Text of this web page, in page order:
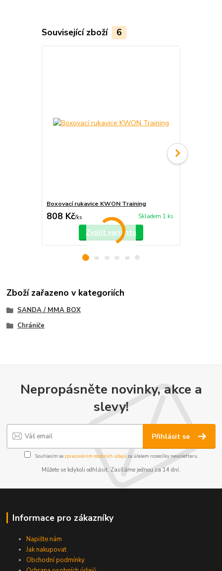
Související zboží 6
Boxovací rukavice KWON Training
808 Kč/ks Skladem 1 ks
Zvolit variantu
Zboží zařazeno v kategoriích
SANDA / MMA BOX
Chrániče
Nepropásněte novinky, akce a
slevy!
Přihlásit se
Souhlasím se zpracováním osobních údajůza účelem rozesílky newsletteru.
Můžete se kdykoli odhlásit. Zasíláme jednou za 14 dní.
Informace pro zákazníky
Napište nám
Jak nakupovat
Obchodní podmínky